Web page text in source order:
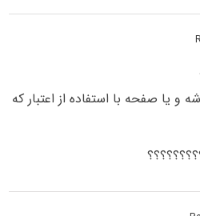
و یا صفحه با استفاده از اعتبار که